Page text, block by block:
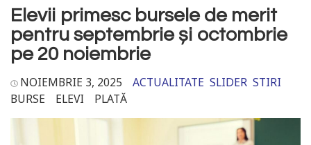
Elevii primesc bursele de merit
pentru septembrie și octombrie
pe 20 noiembrie
NOIEMBRIE 3, 2025 ACTUALITATE SLIDER STIRI
BURSE
ELEVI PLATĂ